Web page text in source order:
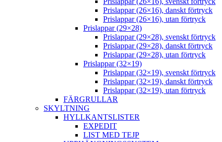
Prislappar (26×16), danskt förtryck
Prislappar (26×16), utan förtryck
Prislappar (29×28)
Prislappar (29×28), svenskt förtryck
Prislappar (29×28), danskt förtryck
Prislappar (29×28), utan förtryck
Prislappar (32×19)
Prislappar (32×19), svenskt förtryck
Prislappar (32×19), danskt förtryck
Prislappar (32×19), utan förtryck
FÄRGRULLAR
SKYLTNING
HYLLKANTSLISTER
EXPEDIT
LIST MED TEJP